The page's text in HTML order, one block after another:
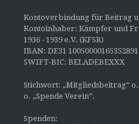
Kontoverbindung für Beitrag
Kontoinhaber: Kämpfer und
1936 - 1939 e.V. (KFSR)
IBAN: DE31
SWIFT-BIC: BELADEBEXXX
Stichwort: „Mitgliedsbeitrag“ o.
o. „Spende Verein“.
Spenden: